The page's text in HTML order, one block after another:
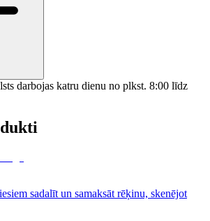
darbojas katru dienu no plkst. 8:00 līdz
sadalīt un samaksāt rēķinu, skenējot